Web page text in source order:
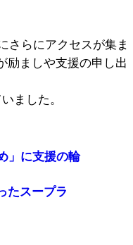
さらにアクセスが集ま
励ましや支援の申し出
ました。
」に支援の輪
たスープラ